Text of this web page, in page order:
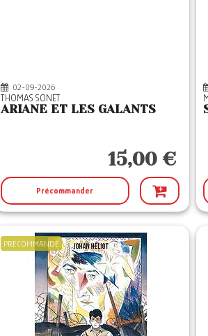
02-09-2026
THOMAS SONET
ARIANE ET LES GALANTS
15,00 €
Précommander
PRECOMMANDE